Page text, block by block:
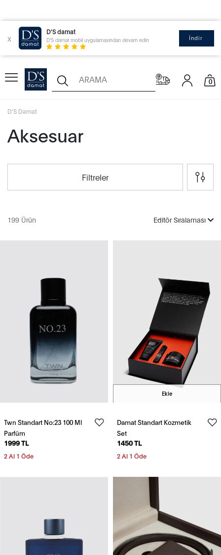
x
D'S damat
D'S damat mobil uygulamasından devam edin İndir
0
D'S Damat
Aksesuar
Filtreler
199 Ürün Editör Sıralaması
Twn Standart No:23 100 Ml
Parfüm
1999 TL
2 Al 1 Öde
Ekle
Damat Standart Kozmetik
Set
1450 TL
2 Al 1 Öde